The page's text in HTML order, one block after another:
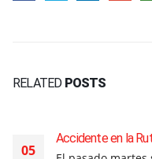
RELATED POSTS
05
Accidente en la